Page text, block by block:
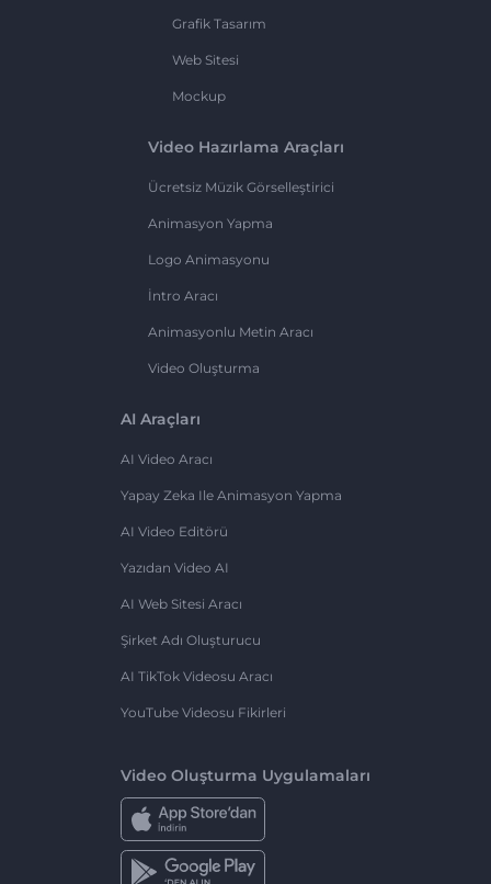
Grafik Tasarım
Web Sitesi
Mockup
Video Hazırlama Araçları
Ücretsiz Müzik Görselleştirici
Animasyon Yapma
Logo Animasyonu
İntro Aracı
Animasyonlu Metin Aracı
Video Oluşturma
AI Araçları
AI Video Aracı
Yapay Zeka Ile Animasyon Yapma
AI Video Editörü
Yazıdan Video AI
AI Web Sitesi Aracı
Şirket Adı Oluşturucu
AI TikTok Videosu Aracı
YouTube Videosu Fikirleri
Video Oluşturma Uygulamaları